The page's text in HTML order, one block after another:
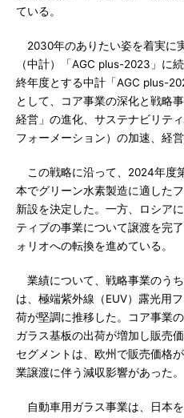
ている。
2030年のありたい姿を着実に
（中計）「AGC plus-2023」に
終年度とする中計「AGC plus-
として、コア事業の深化と戦略
経営」の進化、サステナビリテ
フォーメーション）の加速、経
この戦略に沿って、2024年度
本でグリーン水素製造に適した
新設を決定した。一方、ロシア
ティブの事業について譲渡を完
ォリオへの転換を進めている。
業績について、戦略事業のう
は、極端紫外線（EUV）露光用
荷が堅調に推移した。コア事業
ガラス基板の出荷が増加し販売
セグメントは、欧州で販売価格
業譲渡に伴う減収影響があった。
自動車用ガラス事業は、日本